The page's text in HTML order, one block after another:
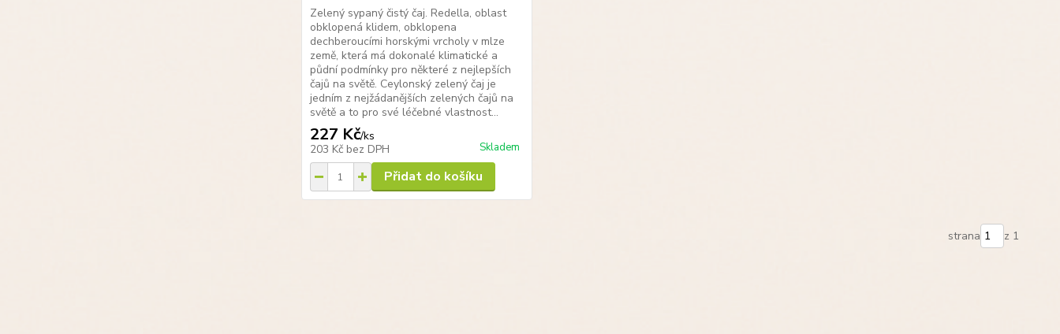
Zelený sypaný čistý čaj. Redella, oblast
obklopená klidem, obklopena
dechberoucími horskými vrcholy v mlze
země, která má dokonalé klimatické a
půdní podmínky pro některé z nejlepších
čajů na světě. Ceylonský zelený čaj je
jedním z nejžádanějších zelených čajů na
světě a to pro své léčebné vlastnost...
227 Kč/ks
203 Kč bez DPH Skladem
Přidat do košíku
strana z 1